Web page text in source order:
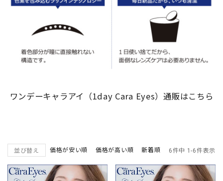
ワンデーキャラアイ（1day Cara Eyes）通販はこちら
並び替え 価格が安い順 価格が高い順 新着順 6件中 1-6件表示